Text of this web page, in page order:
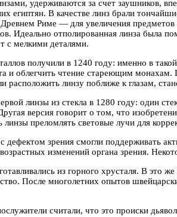
удерживаются за счет заушников,
египтян. В качестве линз брали
Риме — для увеличения
Идеально отполированная линза
с мелкими деталями.
получили в 1240 году: именно в
и облегчить чтение стареющим
линзу поближе к глазам,
линзы из стекла в 1280 году: один
версия говорит о том, что
преломлять световые лучи для
дефектом зрения смогли поддерживать
изменений органа зрения.
из горного хрусталя. В это
После многолетних опытов
считали, что это происки